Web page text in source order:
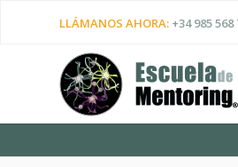
LLÁMANOS AHORA: +34 985 568